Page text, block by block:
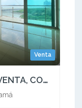
Venta
BALI APARTAMENTO EN VENTA, COSTA DEL ESTE (2)